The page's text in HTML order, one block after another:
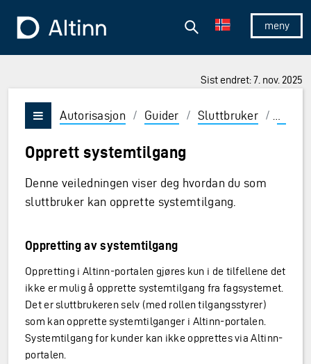
Vis/skjul
Søk
Sist endret: 7. nov. 2025
Vis/skjul meny
Autorisasjon / Guider / Sluttbruker /
Opprett systemtilgang
Denne veiledningen viser deg hvordan du som
sluttbruker kan opprette systemtilgang.
Oppretting av systemtilgang
Oppretting i Altinn-portalen gjøres kun i de tilfellene det
ikke er mulig å opprette systemtilgang fra fagsystemet.
Det er sluttbrukeren selv (med rollen tilgangsstyrer)
som kan opprette systemtilganger i Altinn-portalen.
Systemtilgang for kunder kan ikke opprettes via Altinn-
portalen.